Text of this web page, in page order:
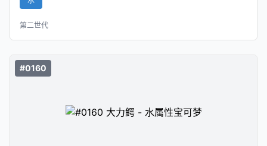
第二世代
#0160